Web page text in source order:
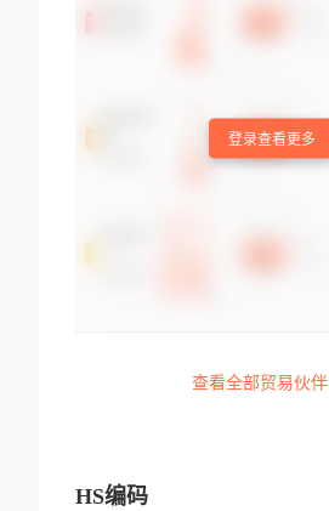
登录查看更多
查看全部贸易伙伴
HS编码